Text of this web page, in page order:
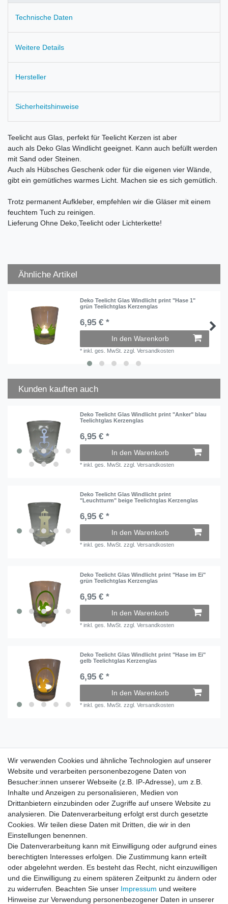
Technische Daten
Weitere Details
Hersteller
Sicherheitshinweise
Teelicht aus Glas, perfekt für Teelicht Kerzen ist aber
auch als Deko Glas Windlicht geeignet. Kann auch befüllt werden
mit Sand oder Steinen.
Auch als Hübsches Geschenk oder für die eigenen vier Wände,
gibt ein gemütliches warmes Licht. Machen sie es sich gemütlich.
Trotz permanent Aufkleber, empfehlen wir die Gläser mit einem
feuchtem Tuch zu reinigen.
Lieferung Ohne Deko,Teelicht oder Lichterkette!
Ähnliche Artikel
Deko Teelicht Glas Windlicht print "Hase 1"
grün Teelichtglas Kerzenglas
6,95 € *
In den Warenkorb
*inkl. ges. MwSt. zzgl.Versandkosten
Kunden kauften auch
Deko Teelicht Glas Windlicht print "Anker" blau
Teelichtglas Kerzenglas
6,95 € *
In den Warenkorb
*inkl. ges. MwSt. zzgl.Versandkosten
Deko Teelicht Glas Windlicht print
"Leuchtturm" beige Teelichtglas Kerzenglas
6,95 € *
In den Warenkorb
*inkl. ges. MwSt. zzgl.Versandkosten
Deko Teelicht Glas Windlicht print "Hase im Ei"
grün Teelichtglas Kerzenglas
6,95 € *
In den Warenkorb
*inkl. ges. MwSt. zzgl.Versandkosten
Deko Teelicht Glas Windlicht print "Hase im Ei"
gelb Teelichtglas Kerzenglas
6,95 € *
In den Warenkorb
*inkl. ges. MwSt. zzgl.Versandkosten
Wir verwenden Cookies und ähnliche Technologien auf unserer
Website und verarbeiten personenbezogene Daten von
Besucher:innen unserer Webseite (z.B. IP-Adresse), um z.B.
Inhalte und Anzeigen zu personalisieren, Medien von
Drittanbietern einzubinden oder Zugriffe auf unsere Website zu
analysieren. Die Datenverarbeitung erfolgt erst durch gesetzte
Cookies. Wir teilen diese Daten mit Dritten, die wir in den
Einstellungen benennen.
Die Datenverarbeitung kann mit Einwilligung oder aufgrund eines
berechtigten Interesses erfolgen. Die Zustimmung kann erteilt
oder abgelehnt werden. Es besteht das Recht, nicht einzuwilligen
und die Einwilligung zu einem späteren Zeitpunkt zu ändern oder
zu widerrufen. Beachten Sie unser Impressum und weitere
Hinweise zur Verwendung personenbezogener Daten in unserer
Impressum Daten­schutz­erklärung AGB
Barrierefreiheitserklärung
Vertrag widerrufen Kontakt
Wir verwenden Cookies und ähnliche Technologien auf unserer
Website und verarbeiten personenbezogene Daten von
Besucher:innen unserer Webseite (z.B. IP-Adresse), um z.B.
Inhalte und Anzeigen zu personalisieren, Medien von
Drittanbietern einzubinden oder Zugriffe auf unsere Website zu
analysieren. Die Datenverarbeitung erfolgt erst durch gesetzte
Cookies. Wir teilen diese Daten mit Dritten, die wir in den
Einstellungen benennen.
Die Datenverarbeitung kann mit Einwilligung oder aufgrund eines
berechtigten Interesses erfolgen. Die Zustimmung kann erteilt
oder abgelehnt werden. Es besteht das Recht, nicht einzuwilligen
und die Einwilligung zu einem späteren Zeitpunkt zu ändern oder
zu widerrufen. Beachten Sie unser Impressum und weitere
Hinweise zur Verwendung personenbezogener Daten in unserer